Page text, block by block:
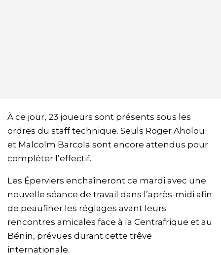
À ce jour, 23 joueurs sont présents sous les
ordres du staff technique. Seuls Roger Aholou
et Malcolm Barcola sont encore attendus pour
compléter l’effectif.
Les Éperviers enchaîneront ce mardi avec une
nouvelle séance de travail dans l’après-midi afin
de peaufiner les réglages avant leurs
rencontres amicales face à la Centrafrique et au
Bénin, prévues durant cette trêve
internationale.